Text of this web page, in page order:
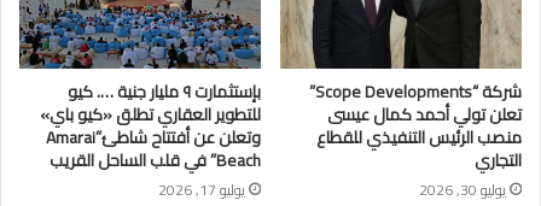
شركة “Scope Developments”
تعلن تولي أحمد كمال عيسى
منصب الرئيس التنفيذي للقطاع
التجاري
يوليو 30, 2026
بإستثمارت ٩ مليار جنية …. كيو
للتطوير العقاري تطلق «كيو باي»
وتعلن عن أفتتاح شاطئ”Amarai
Beach” في قلب الساحل القريب
يوليو 17, 2026